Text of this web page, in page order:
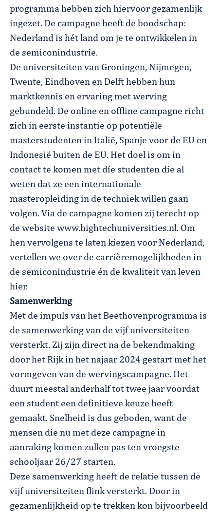
programma hebben zich hiervoor gezamenlijk
ingezet. De campagne heeft de boodschap:
Nederland is hét land om je te ontwikkelen in
de semiconindustrie.
De universiteiten van Groningen, Nijmegen,
Twente, Eindhoven en Delft hebben hun
marktkennis en ervaring met werving
gebundeld. De online en offline campagne richt
zich in eerste instantie op potentiële
masterstudenten in Italië, Spanje voor de EU en
Indonesië buiten de EU. Het doel is om in
contact te komen met díe studenten die al
weten dat ze een internationale
masteropleiding in de techniek willen gaan
volgen. Via de campagne komen zij terecht op
de website www.hightechuniversities.nl. Om
hen vervolgens te laten kiezen voor Nederland,
vertellen we over de carrièremogelijkheden in
de semiconindustrie én de kwaliteit van leven
hier.
Samenwerking
Met de impuls van het Beethovenprogramma is
de samenwerking van de vijf universiteiten
versterkt. Zij zijn direct na de bekendmaking
door het Rijk in het najaar 2024 gestart met het
vormgeven van de wervingscampagne. Het
duurt meestal anderhalf tot twee jaar voordat
een student een definitieve keuze heeft
gemaakt. Snelheid is dus geboden, want de
mensen die nu met deze campagne in
aanraking komen zullen pas ten vroegste
schooljaar 26/27 starten.
Deze samenwerking heeft de relatie tussen de
vijf universiteiten flink versterkt. Door in
gezamenlijkheid op te trekken kon bijvoorbeeld